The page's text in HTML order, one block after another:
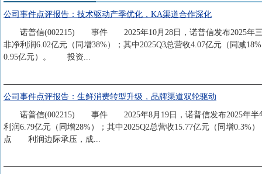
公司事件点评报告：技术驱动产季优化，KA渠道合作深化
诺普信(002215) 事件 2025年10月28日，诺普信发布2025年三季
非净利润6.02亿元（同增38%）；其中2025Q3总营收4.07亿元（同减
0.95亿元）。 投资...
公司事件点评报告：生鲜消费转型升级，品牌渠道双轮驱动
诺普信(002215) 事件 2025年8月19日，诺普信发布2025年半年报
利润6.79亿元（同增28%）；其中2025Q2总营收15.77亿元（同增
点 利润边际承压，成...